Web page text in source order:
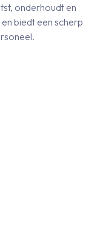
onderhoudt en
biedt een scherp